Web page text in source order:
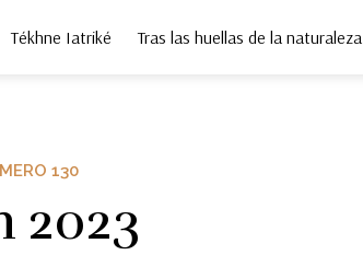
Tékhne Iatriké Tras las huellas de la naturaleza
130
2023